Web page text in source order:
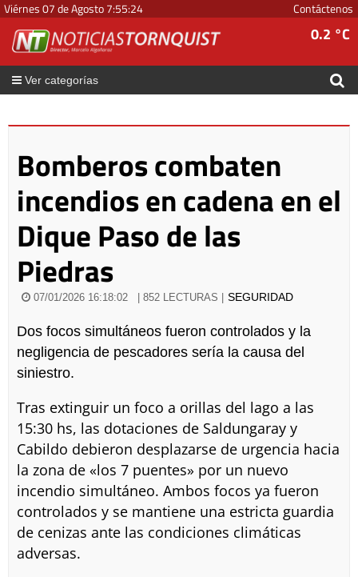
Viérnes 07 de Agosto7:55:25 Contáctenos
0.2 °C
Ver categorías
Bomberos combaten
incendios en cadena en el
Dique Paso de las
Piedras
07/01/2026 16:18:02 | 852 LECTURAS | SEGURIDAD
Dos focos simultáneos fueron controlados y la
negligencia de pescadores sería la causa del
siniestro.
Tras extinguir un foco a orillas del lago a las
15:30 hs, las dotaciones de Saldungaray y
Cabildo debieron desplazarse de urgencia hacia
la zona de «los 7 puentes» por un nuevo
incendio simultáneo. Ambos focos ya fueron
controlados y se mantiene una estricta guardia
de cenizas ante las condiciones climáticas
adversas.